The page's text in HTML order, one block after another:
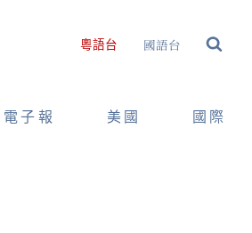
粵語台 國語台
電子報 美國 國際